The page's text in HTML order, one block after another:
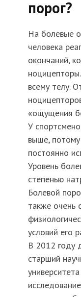
порог?
На болевые
человека
окончаний,
всему телу.
«ощущения
У
выше,
постоянно
Уровень
степенью
Болевой
также очень
условий его
В 2012 году
старший